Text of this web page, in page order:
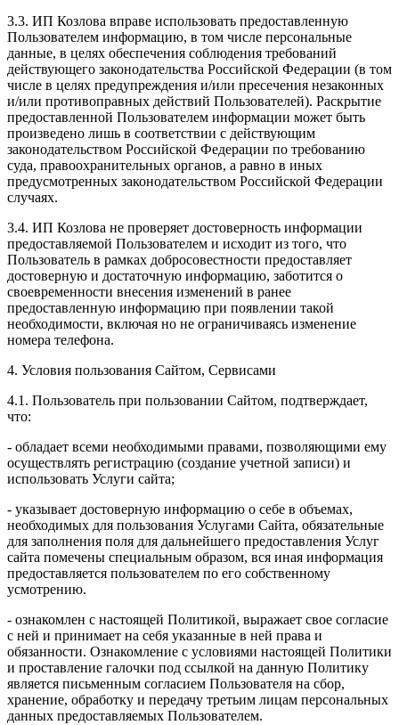
3.3. ИП Козлова вправе использовать предоставленную
Пользователем информацию, в том числе персональные
данные, в целях обеспечения соблюдения требований
действующего законодательства Российской Федерации (в том
числе в целях предупреждения и/или пресечения незаконных
и/или противоправных действий Пользователей). Раскрытие
предоставленной Пользователем информации может быть
произведено лишь в соответствии с действующим
законодательством Российской Федерации по требованию
суда, правоохранительных органов, а равно в иных
предусмотренных законодательством Российской Федерации
случаях.
3.4. ИП Козлова не проверяет достоверность информации
предоставляемой Пользователем и исходит из того, что
Пользователь в рамках добросовестности предоставляет
достоверную и достаточную информацию, заботится о
своевременности внесения изменений в ранее
предоставленную информацию при появлении такой
необходимости, включая но не ограничиваясь изменение
номера телефона.
4. Условия пользования Сайтом, Сервисами
4.1. Пользователь при пользовании Сайтом, подтверждает,
что:
- обладает всеми необходимыми правами, позволяющими ему
осуществлять регистрацию (создание учетной записи) и
использовать Услуги сайта;
- указывает достоверную информацию о себе в объемах,
необходимых для пользования Услугами Сайта, обязательные
для заполнения поля для дальнейшего предоставления Услуг
сайта помечены специальным образом, вся иная информация
предоставляется пользователем по его собственному
усмотрению.
- ознакомлен с настоящей Политикой, выражает свое согласие
с ней и принимает на себя указанные в ней права и
обязанности. Ознакомление с условиями настоящей Политики
и проставление галочки под ссылкой на данную Политику
является письменным согласием Пользователя на сбор,
хранение, обработку и передачу третьим лицам персональных
данных предоставляемых Пользователем.